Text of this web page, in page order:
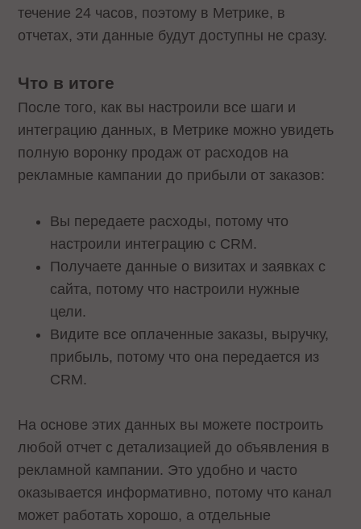
течение 24 часов, поэтому в Метрике, в
отчетах, эти данные будут доступны не сразу.
Что в итоге
После того, как вы настроили все шаги и
интеграцию данных, в Метрике можно увидеть
полную воронку продаж от расходов на
рекламные кампании до прибыли от заказов:
Вы передаете расходы, потому что
настроили интеграцию с CRM.
Получаете данные о визитах и заявках с
сайта, потому что настроили нужные
цели.
Видите все оплаченные заказы, выручку,
прибыль, потому что она передается из
CRM.
На основе этих данных вы можете построить
любой отчет с детализацией до объявления в
рекламной кампании. Это удобно и часто
оказывается информативно, потому что канал
может работать хорошо, а отдельные